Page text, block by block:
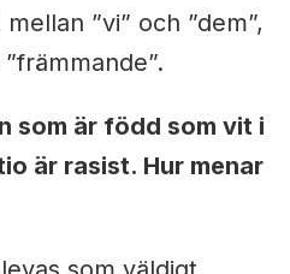
”vi” och ”dem”,
som är född som vit i
är rasist. Hur menar